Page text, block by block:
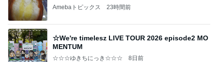
Amebaトピックス 23時間前
☆We're timelesz LIVE TOUR 2026 episode2 MO
MENTUM
☆☆☆ゆきちにっき☆☆☆ 8日前